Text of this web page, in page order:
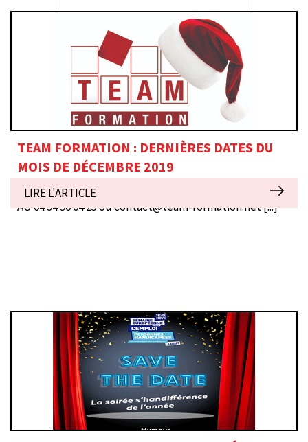
INTERIM - RECRUTEMENT CDD/CDI
FORMATION - INSERTION - MEDICAL
TEAM FORMATION : DERNIÈRES DATES DU
MOIS DE DÉCEMBRE 2019
POUR PLUS DE RENSEIGNEMENTS CONTACTEZ-NOUS
AU 04 94 90 04 25 ou contact@team-formation.net[...]
LIRE L'ARTICLE